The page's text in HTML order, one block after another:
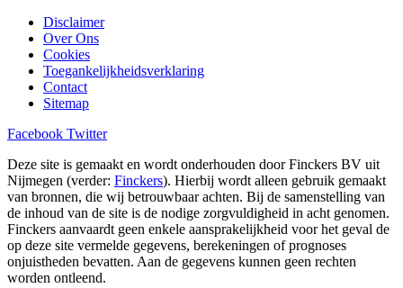
Disclaimer
Over Ons
Cookies
Toegankelijkheidsverklaring
Contact
Sitemap
Facebook Twitter
Deze site is gemaakt en wordt onderhouden door Finckers BV uit
Nijmegen (verder: Finckers). Hierbij wordt alleen gebruik gemaakt
van bronnen, die wij betrouwbaar achten. Bij de samenstelling van
de inhoud van de site is de nodige zorgvuldigheid in acht genomen.
Finckers aanvaardt geen enkele aansprakelijkheid voor het geval de
op deze site vermelde gegevens, berekeningen of prognoses
onjuistheden bevatten. Aan de gegevens kunnen geen rechten
worden ontleend.